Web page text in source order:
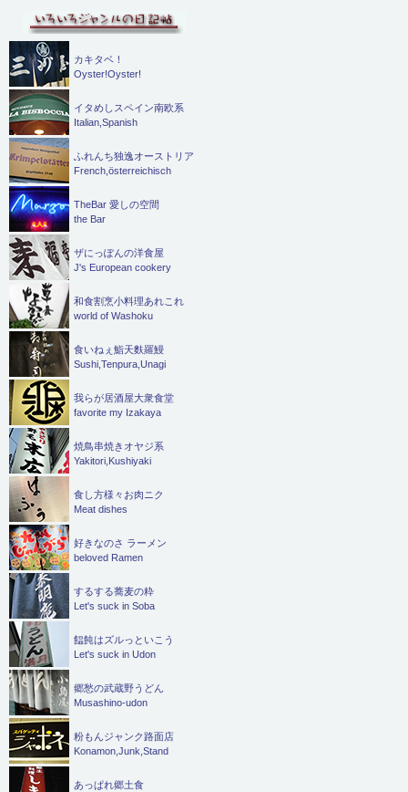
カキタベ！
Oyster!Oyster!
イタめしスペイン南欧系
Italian,Spanish
ふれんち独逸オーストリア
French,österreichisch
TheBar 愛しの空間
the Bar
ザにっぽんの洋食屋
J's European cookery
和食割烹小料理あれこれ
world of Washoku
食いねぇ鮨天麩羅鰻
Sushi,Tenpura,Unagi
我らが居酒屋大衆食堂
favorite my Izakaya
焼鳥串焼きオヤジ系
Yakitori,Kushiyaki
食し方様々お肉ニク
Meat dishes
好きなのさ ラーメン
beloved Ramen
するする蕎麦の粋
Let's suck in Soba
饂飩はズルっといこう
Let's suck in Udon
郷愁の武蔵野うどん
Musashino-udon
粉もんジャンク路面店
Konamon,Junk,Stand
あっぱれ郷土食